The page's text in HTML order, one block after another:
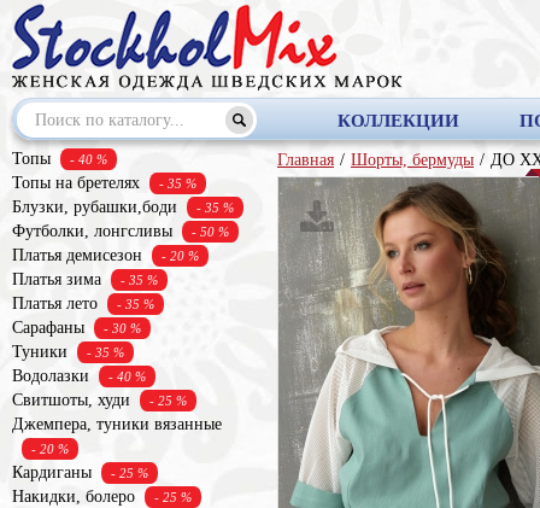
КОЛЛЕКЦИИ
Топы - 40 %
Топы на бретелях - 35 %
Блузки, рубашки,боди - 35 %
Футболки, лонгсливы - 50 %
Платья демисезон - 20 %
Платья зима - 35 %
Платья лето - 35 %
Сарафаны - 30 %
Туники - 35 %
Водолазки - 40 %
Свитшоты, худи - 25 %
Джемпера, туники вязанные
- 20 %
Кардиганы - 25 %
Накидки, болеро - 25 %
Главная / Шорты, бермуды / ДО